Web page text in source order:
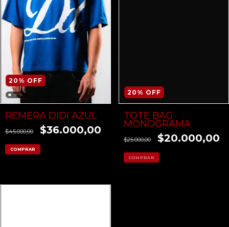
20 % OFF
REMERA DIDI AZUL
$45.000,00 $36.000,00
COMPRAR
20 % OFF
TOTE BAG
MONOGRAMA
$25.000,00 $20.000,00